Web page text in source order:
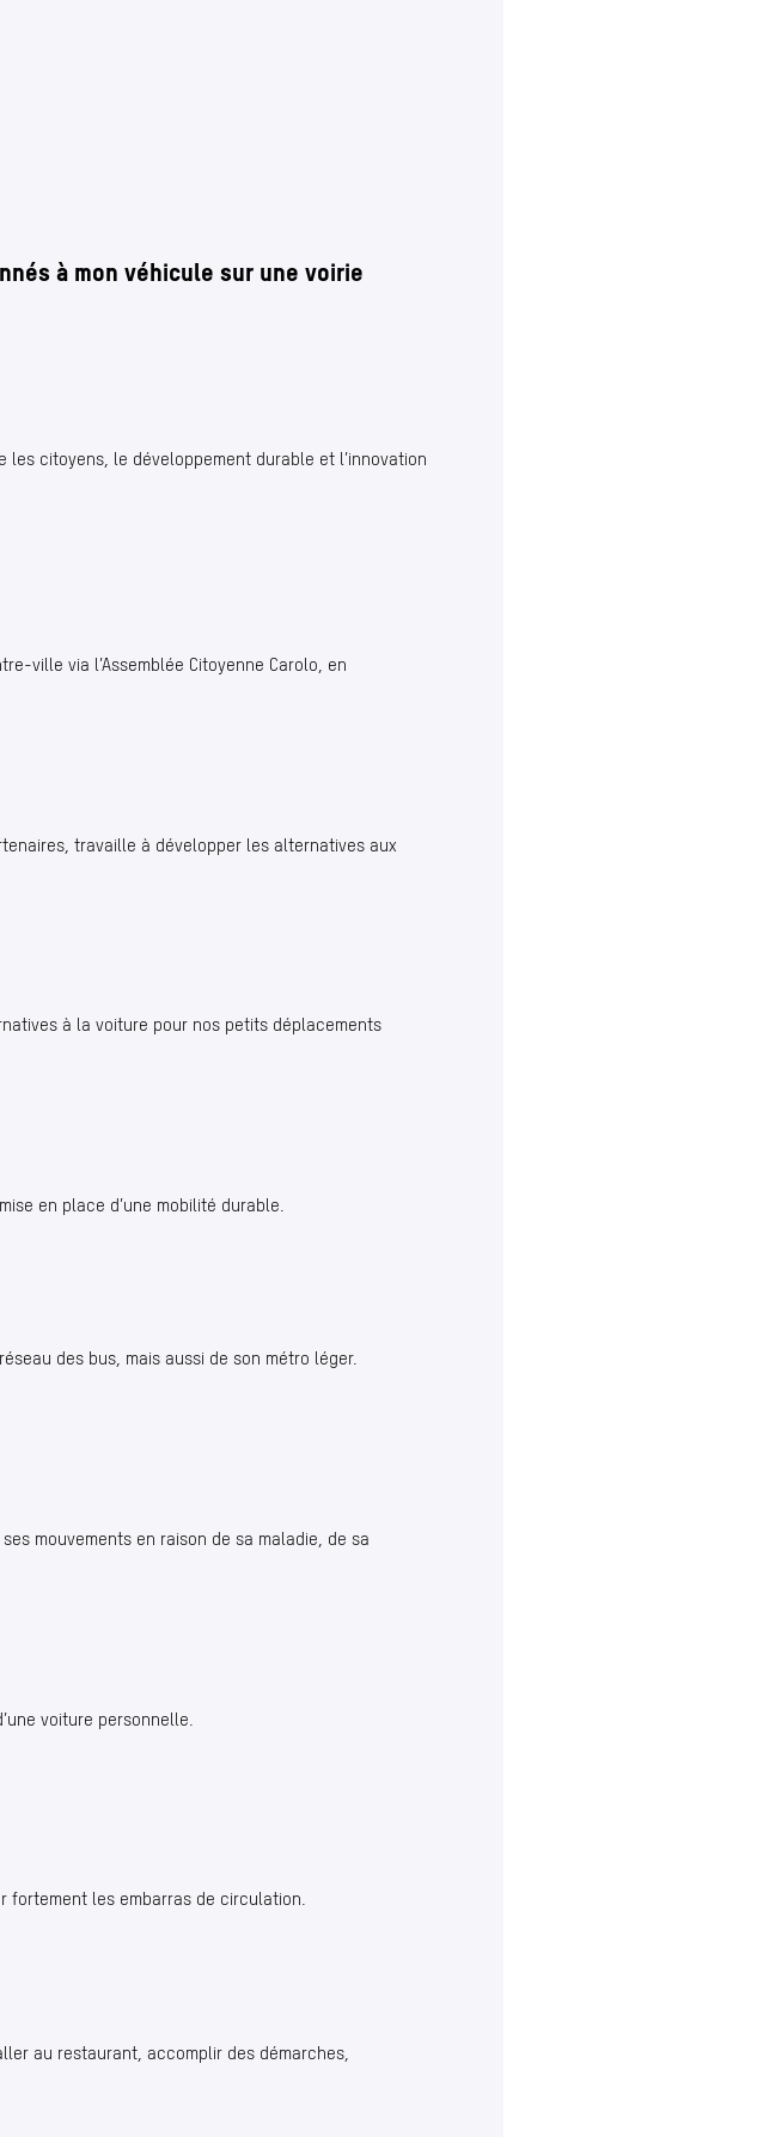
à mon véhicule sur une voirie
citoyens, le développement durable et l’innovation
ville via l’Assemblée Citoyenne Carolo, en
travaille à développer les alternatives aux
à la voiture pour nos petits déplacements
en place d’une mobilité durable.
des bus, mais aussi de son métro léger.
mouvements en raison de sa maladie, de sa
voiture personnelle.
fortement les embarras de circulation.
au restaurant, accomplir des démarches,